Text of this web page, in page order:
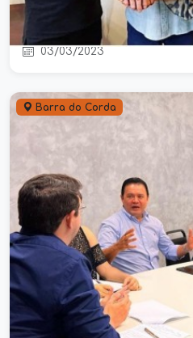
mulher do
03/03/2023
Barra do Corda
Deputada Abigail
Rigo Teles realizam
alinhamento para